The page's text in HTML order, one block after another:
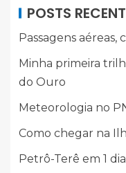
POSTS
Passagens aéreas,
Minha primeira
do Ouro
Meteorologia no
Como chegar na
Petrô-Terê em 1